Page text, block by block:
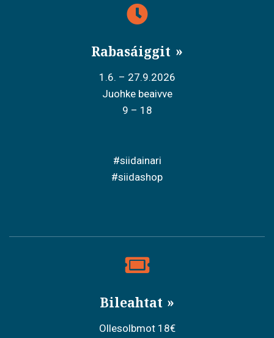
Rabasáiggit
1.6. – 27.9.2026
Juohke beaivve
9 – 18
#siidainari
#siidashop
Bileahtat
Ollesolbmot 18€